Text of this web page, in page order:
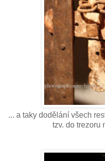
... a taky dodělání všech
tzv. do trezoru